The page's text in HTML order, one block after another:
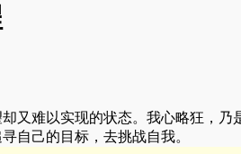
又难以实现的状态。我心略狂，乃
自己的目标，去挑战自我。